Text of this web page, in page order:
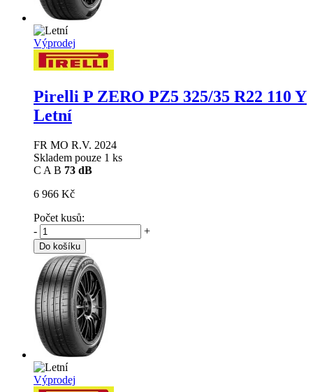
Výprodej
Pirelli P ZERO PZ5 325/35 R22 110 Y
Letní
FR MO R.V. 2024
Skladem pouze 1 ks
C A B 73 dB
6 966 Kč
Počet kusů:
-
+
Do košíku
Výprodej